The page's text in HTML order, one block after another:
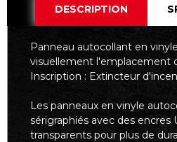
DESCRIPTION
Panneau autocollant en
visuellement l'emplacement
Inscription : Extincteur
Les panneaux en vinyle
sérigraphiés avec des encres
transparents pour plus de